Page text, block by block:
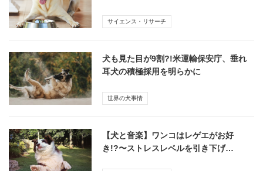
サイエンス・リサーチ
犬も見た目が9割?!米運輸保安庁、垂れ
耳犬の積極採用を明らかに
世界の犬事情
【犬と音楽】ワンコはレゲエがお好
き!?〜ストレスレベルを引き下げ…